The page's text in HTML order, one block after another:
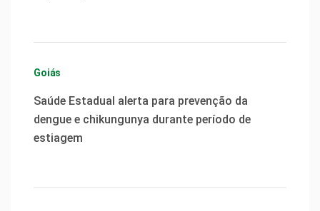
Goiás
Saúde Estadual alerta para prevenção da
dengue e chikungunya durante período de
estiagem